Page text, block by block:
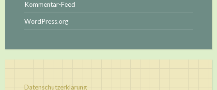
Kommentar-Feed
WordPress.org
Datenschutzerklärung